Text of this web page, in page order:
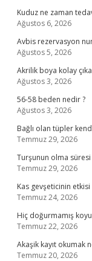
Kuduz ne zaman
Ağustos 6, 2026
Avbis rezervasyon
Ağustos 5, 2026
Akrilik boya kolay
Ağustos 3, 2026
56-58 beden nedir ?
Ağustos 3, 2026
Bağlı olan tüpler
Temmuz 29, 2026
Turşunun olma süresi
Temmuz 29, 2026
Kas gevşeticinin
Temmuz 24, 2026
Hiç doğurmamış
Temmuz 22, 2026
Akaşik kayıt okumak
Temmuz 20, 2026